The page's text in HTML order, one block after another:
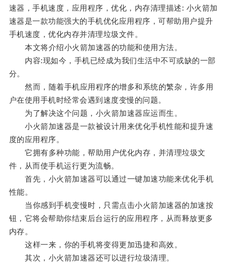
速器，手机速度，应用程序，优化，内存清理描述: 小火箭加
速器是一款功能强大的手机优化应用程序，可帮助用户提升
手机速度，优化内存并清理垃圾文件。
本文将介绍小火箭加速器的功能和使用方法。
内容:现如今，手机已经成为我们生活中不可或缺的一部
分。
然而，随着手机应用程序的增多和系统的繁杂，许多用
户在使用手机时经常会遇到速度变慢的问题。
为了解决这个问题，小火箭加速器应运而生。
小火箭加速器是一款被设计用来优化手机性能和提升速
度的应用程序。
它拥有多种功能，帮助用户优化内存，并清理垃圾文
件，从而使手机运行更为流畅。
首先，小火箭加速器可以通过一键加速功能来优化手机
性能。
当你感到手机变慢时，只需点击小火箭加速器的加速按
钮，它将会帮助你结束后台运行的应用程序，从而释放更多
内存。
这样一来，你的手机将变得更加迅捷和高效。
其次，小火箭加速器还可以进行垃圾清理。